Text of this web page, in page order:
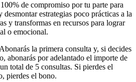
de compromiso por tu parte para
estrategias poco prácticas a la
y transformas en recursos para lograr
o emocional.
la primera consulta y, si decides
abonarás por adelantado el importe de
total de 5 consultas. Si pierdes el
pierdes el bono.